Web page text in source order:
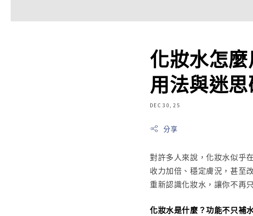
化妝水怎
用法與迷
DEC 30, 25
分享
對許多人來說，化妝水似乎
收力加倍、穩定膚況，甚至
重新認識化妝水，讓你不再
化妝水是什麼？功能不只補